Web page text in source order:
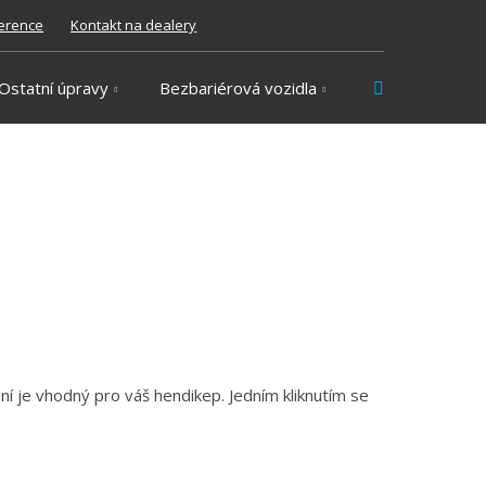
Kontakt na dealery
úpravy Bezbariérová vozidla
je vhodný pro váš hendikep. Jedním kliknutím se